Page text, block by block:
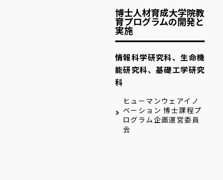
博士人材育成大学院教
育プログラムの開発と
実施
情報科学研究科、生命機
能研究科、基礎工学研究
科
ヒューマンウェアイノ
ベーション 博士課程プ
ログラム企画運営委員
会